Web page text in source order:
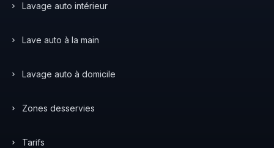
Lavage auto intérieur
Lave auto à la main
Lavage auto à domicile
Zones desservies
Tarifs